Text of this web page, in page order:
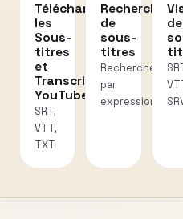
Téléchargez
les
Sous-
titres
et
Transcriptions
YouTube
SRT,
VTT,
TXT
Recherche
de
sous-
titres
Recherche
par
expression
de